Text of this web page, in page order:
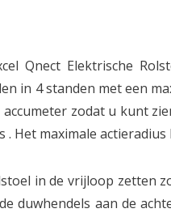
Qnect Elektrische
in 4 standen met een
zodat u kunt
. Het maximale
in de vrijloop zetten
duwhendels aan de